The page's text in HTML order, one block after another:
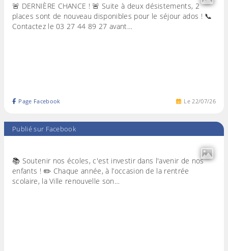
🚨 DERNIÈRE CHANCE ! 🚨 Suite à deux désistements, 2
places sont de nouveau disponibles pour le séjour ados ! 📞
Contactez le 03 27 44 89 27 avant…
Le22/07/26
Page Facebook
Publié sur Facebook
📚 Soutenir nos écoles, c'est investir dans l'avenir de nos
enfants ! ✏️ Chaque année, à l’occasion de la rentrée
scolaire, la Ville renouvelle son…